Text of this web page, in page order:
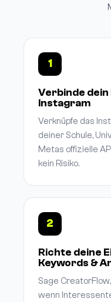
1
Verbinde
Instagram
Verknüpfe das
deiner Schule,
Metas offizielle
kein Risiko.
2
Richte deine
Keywords &
Sage
wenn